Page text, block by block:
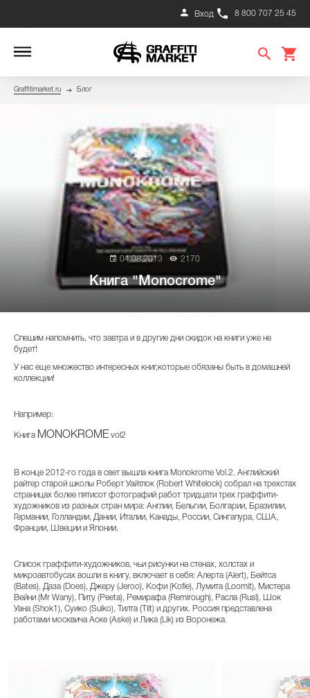
8 800 707 25 45
Вход
Graffitimarket.ru Блог
04.08.2013 2170
Книга "Monocrome"
Спешим напомнить, что завтра и в другие дни скидок на книги уже не
будет!
У нас еще множество интересных книг,которые обязаны быть в домашней
коллекции!
Например:
Kнига MONOKROME vol2
В конце 2012-го года в свет вышла книга Monokrome Vol.2. Английский
райтер старой школы Роберт Уайтлок (Robert Whitelock) собрал на трехстах
страницах более пятисот фотографий работ тридцати трех граффити-
художников из разных стран мира: Англии, Бельгии, Болгарии, Бразилии,
Германии, Голландии, Дании, Италии, Канады, России, Сингапура, США,
Франции, Швеции и Японии.
Список граффити-художников, чьи рисунки на стенах, холстах и
микроавтобусах вошли в книгу, включает в себя: Алерта (Alert), Бейтса
(Bates), Даза (Does), Джеру (Jeroo), Кофи (Kofie), Лумита (Loomit), Мистера
Вейни (Mr Wany), Питу (Peeta), Ремирафа (Remirough), Расла (Rusl), Шок
Уана (Shok1), Суико (Suiko), Тилта (Tilt) и других. Россия представлена
работами москвича Аске (Aske) и Лика (Lik) из Воронежа.